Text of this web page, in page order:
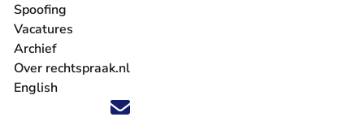
Volg ons op X (Twitter) - U verlaat Rechtspraak.nl
Volg ons op Facebook - U verlaat Rechtspraak.nl
Volg ons op Instagram - U verlaat Rechtspraak.nl
Volg ons op Youtube - U verlaat Rechtspraak.nl
Volg ons op LinkedIn - U verlaat
'Blijf op de hoogte' nieuwsbrief - U verlaat
Spoofing
Vacatures
- U verlaat Rechtspraak.nl
Archief
Over rechtspraak.nl
English